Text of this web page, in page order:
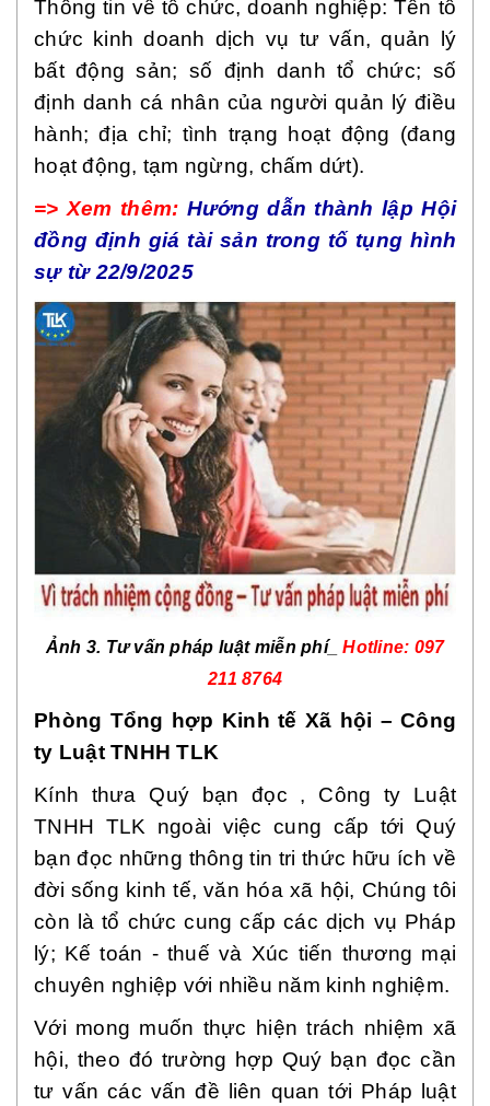
Thông tin về tổ chức, doanh nghiệp: Tên tổ
chức kinh doanh dịch vụ tư vấn, quản lý
bất động sản; số định danh tổ chức; số
định danh cá nhân của người quản lý điều
hành; địa chỉ; tình trạng hoạt động (đang
hoạt động, tạm ngừng, chấm dứt).
=> Xem thêm: Hướng dẫn thành lập Hội
đồng định giá tài sản trong tố tụng hình
sự từ 22/9/2025
Ảnh 3. Tư vấn pháp luật miễn phí_Hotline: 097
211 8764
Phòng Tổng hợp Kinh tế Xã hội – Công
ty Luật TNHH TLK
Kính thưa Quý bạn đọc , Công ty Luật
TNHH TLK ngoài việc cung cấp tới Quý
bạn đọc những thông tin tri thức hữu ích về
đời sống kinh tế, văn hóa xã hội, Chúng tôi
còn là tổ chức cung cấp các dịch vụ Pháp
lý; Kế toán - thuế và Xúc tiến thương mại
chuyên nghiệp với nhiều năm kinh nghiệm.
Với mong muốn thực hiện trách nhiệm xã
hội, theo đó trường hợp Quý bạn đọc cần
tư vấn các vấn đề liên quan tới Pháp luật